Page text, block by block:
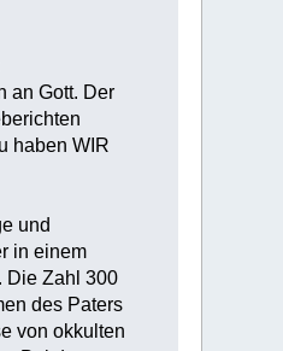
an Gott. Der
haben WIR
und
in einem
Die Zahl 300
des Paters
von okkulten